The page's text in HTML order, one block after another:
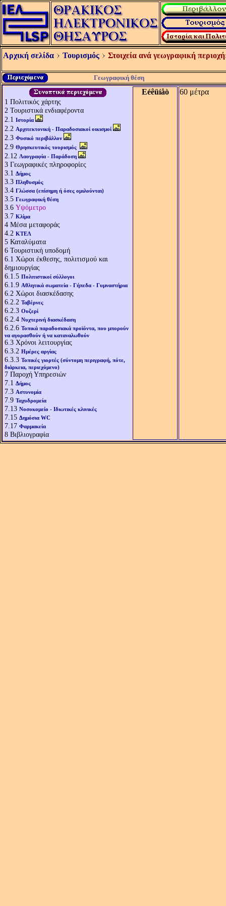
Αρχική σελίδα Τουρισμός Στοιχεία ανά γεωγραφική
Γεωγραφική θέση
1 Πολιτικός χάρτης
2 Τουριστικά ενδιαφέροντα
2.1 Ιστορία
2.2 Αρχιτεκτονική - Παραδοσιακοί οικισμοί
2.3 Φυσικό περιβάλλον
2.9 Θρησκευτικός τουρισμός
2.12 Λαογραφία - Παράδοση
3 Γεωγραφικές πληροφορίες
3.1 Δήμος
3.3 Πληθυσμός
3.4 Γλώσσα (επίσημη ή όσες ομιλούνται)
3.5 Γεωγραφική θέση
3.6 Υψόμετρο
3.7 Κλίμα
4 Μέσα μεταφοράς
4.2 ΚΤΕΛ
5 Καταλύματα
6 Τουριστική υποδομή
6.1 Χώροι έκθεσης, πολιτισμού και
δημιουργίας
6.1.5 Πολιτιστικοί σύλλογοι
6.1.9 Αθλητικά σωματεία - Γήπεδα - Γυμναστήρια
6.2 Χώροι διασκέδασης
6.2.2 Ταβέρνες
6.2.3 Ουζερί
6.2.4 Νυχτερινή διασκέδαση
6.2.6 Τοπικά παραδοσιακά προϊόντα, που μπορούν
να αγορασθούν ή να καταναλωθούν
6.3 Χρόνοι λειτουργίας
6.3.2 Ημέρες αργίας
6.3.3 Τοπικές γιορτές (σύντομη περιγραφή, πότε,
διάρκεια, περιεχόμενο)
7 Παροχή Υπηρεσιών
7.1 Δήμος
7.3 Αστυνομία
7.9 Ταχυδρομεία
7.13 Νοσοκομείο - Ιδιωτικές κλινικές
7.15 Δημόσια WC
7.17 Φαρμακεία
8 Βιβλιογραφία
Eéêüíåò 60 μέτρα